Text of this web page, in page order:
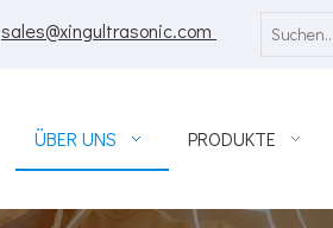
sales@xingultrasonic.com
ÜBER UNS PRODUKTE